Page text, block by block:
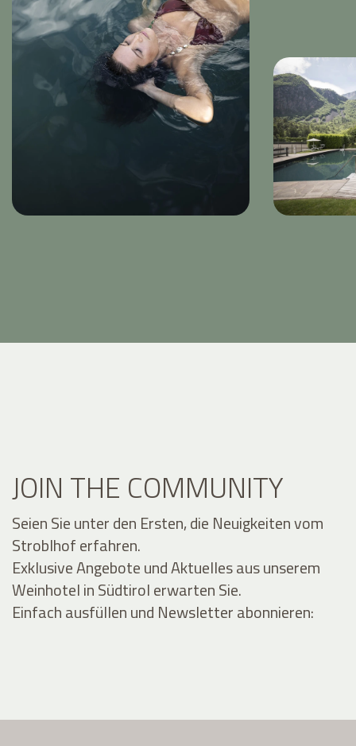
JOIN THE COMMUNITY
Seien Sie unter den Ersten, die Neuigkeiten vom
Stroblhof erfahren.
Exklusive Angebote und Aktuelles aus unserem
Weinhotel in Südtirol erwarten Sie.
Einfach ausfüllen und Newsletter abonnieren: